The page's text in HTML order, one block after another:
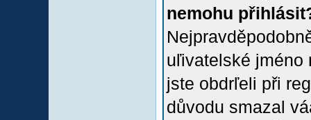
nemohu
uľivatelské jméno
jste obdrľeli při
důvodu smazal